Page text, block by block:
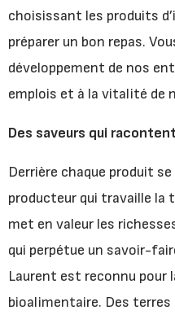
choisissant les produits
préparer un bon repas.
développement de nos
emplois et à la vitalité de
Des saveurs qui
Derrière chaque produit
producteur qui travaille la
met en valeur les
qui perpétue un savoir-
Laurent est reconnu pour
bioalimentaire. Des